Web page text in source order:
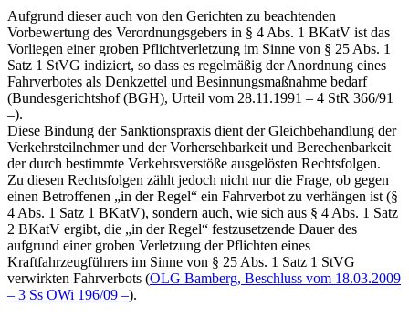
Aufgrund dieser auch von den Gerichten zu beachtenden
Vorbewertung des Verordnungsgebers in § 4 Abs. 1 BKatV ist das
Vorliegen einer groben Pflichtverletzung im Sinne von § 25 Abs. 1
Satz 1 StVG indiziert, so dass es regelmäßig der Anordnung eines
Fahrverbotes als Denkzettel und Besinnungsmaßnahme bedarf
(Bundesgerichtshof (BGH), Urteil vom 28.11.1991 – 4 StR 366/91
–).
Diese Bindung der Sanktionspraxis dient der Gleichbehandlung der
Verkehrsteilnehmer und der Vorhersehbarkeit und Berechenbarkeit
der durch bestimmte Verkehrsverstöße ausgelösten Rechtsfolgen.
Zu diesen Rechtsfolgen zählt jedoch nicht nur die Frage, ob gegen
einen Betroffenen „in der Regel“ ein Fahrverbot zu verhängen ist (§
4 Abs. 1 Satz 1 BKatV), sondern auch, wie sich aus § 4 Abs. 1 Satz
2 BKatV ergibt, die „in der Regel“ festzusetzende Dauer des
aufgrund einer groben Verletzung der Pflichten eines
Kraftfahrzeugführers im Sinne von § 25 Abs. 1 Satz 1 StVG
verwirkten Fahrverbots (OLG Bamberg, Beschluss vom 18.03.2009
– 3 Ss OWi 196/09 –).